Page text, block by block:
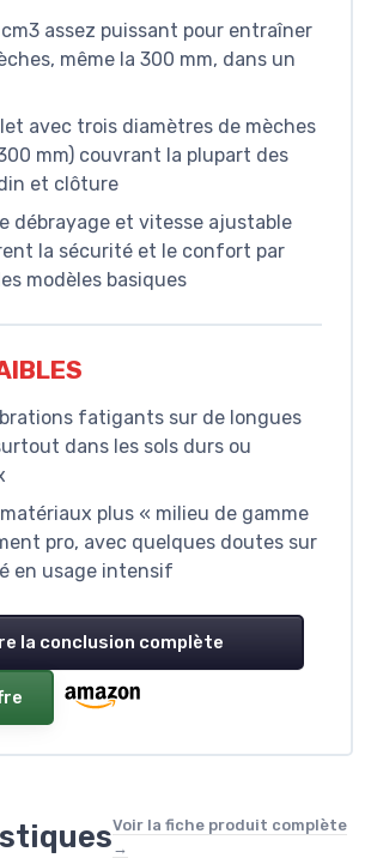
assez puissant pour entraîner
même la 300 mm, dans un
avec trois diamètres de mèches
mm) couvrant la plupart des
et clôture
débrayage et vitesse ajustable
la sécurité et le confort par
modèles basiques
fatigants sur de longues
dans les sols durs ou
plus « milieu de gamme
pro, avec quelques doutes sur
en usage intensif
la conclusion complète
Voir la fiche produit complète
→